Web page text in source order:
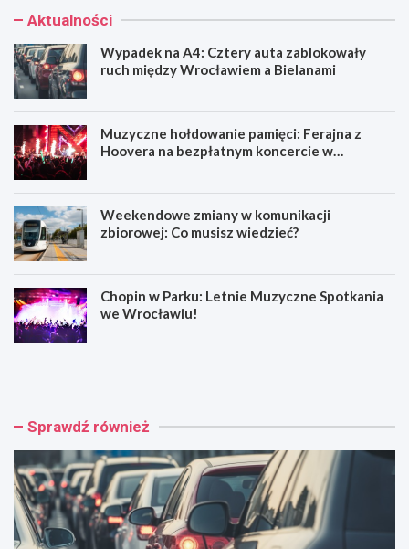
Aktualności
Wypadek na A4: Cztery auta zablokowały
ruch między Wrocławiem a Bielanami
Muzyczne hołdowanie pamięci: Ferajna z
Hoovera na bezpłatnym koncercie w
Weekendowe zmiany w komunikacji
zbiorowej: Co musisz wiedzieć?
Chopin w Parku: Letnie Muzyczne Spotkania
we Wrocławiu!
W
e
n
a
A
4
:
M
z
e
h
o
ł
d
Sprawdź również